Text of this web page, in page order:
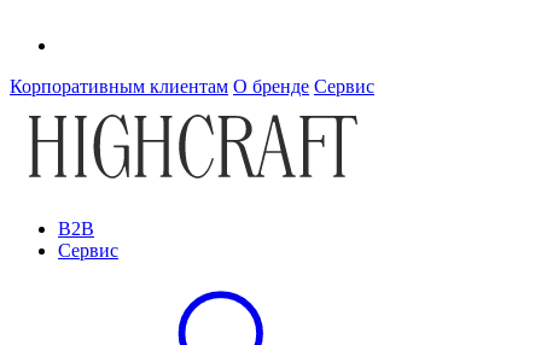
Корпоративным клиентам О бренде Сервис
B2B
Сервис